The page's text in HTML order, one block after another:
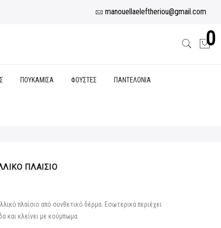
manouellaeleftheriou@gmail.com
0
ΠΟΥΚΑΜΙΣΑ ΦΟΥΣΤΕΣ ΠΑΝΤΕΛΟΝΙΑ
ΠΛΑΙΣΙΟ
πλαίσιο από συνθετικό δέρμα. Εσωτερικά περιέχει
και κλείνει με κούμπωμα.